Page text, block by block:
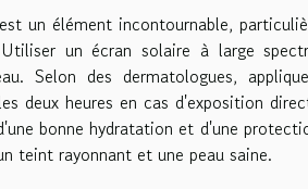
un élément incontournable,
un écran solaire à large
Selon des dermatologues,
deux heures en cas d'exposition
bonne hydratation et d'une
teint rayonnant et une peau saine.